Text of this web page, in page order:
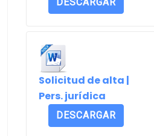
DESCARGAR
Solicitud de alta |
Pers. jurídica
DESCARGAR